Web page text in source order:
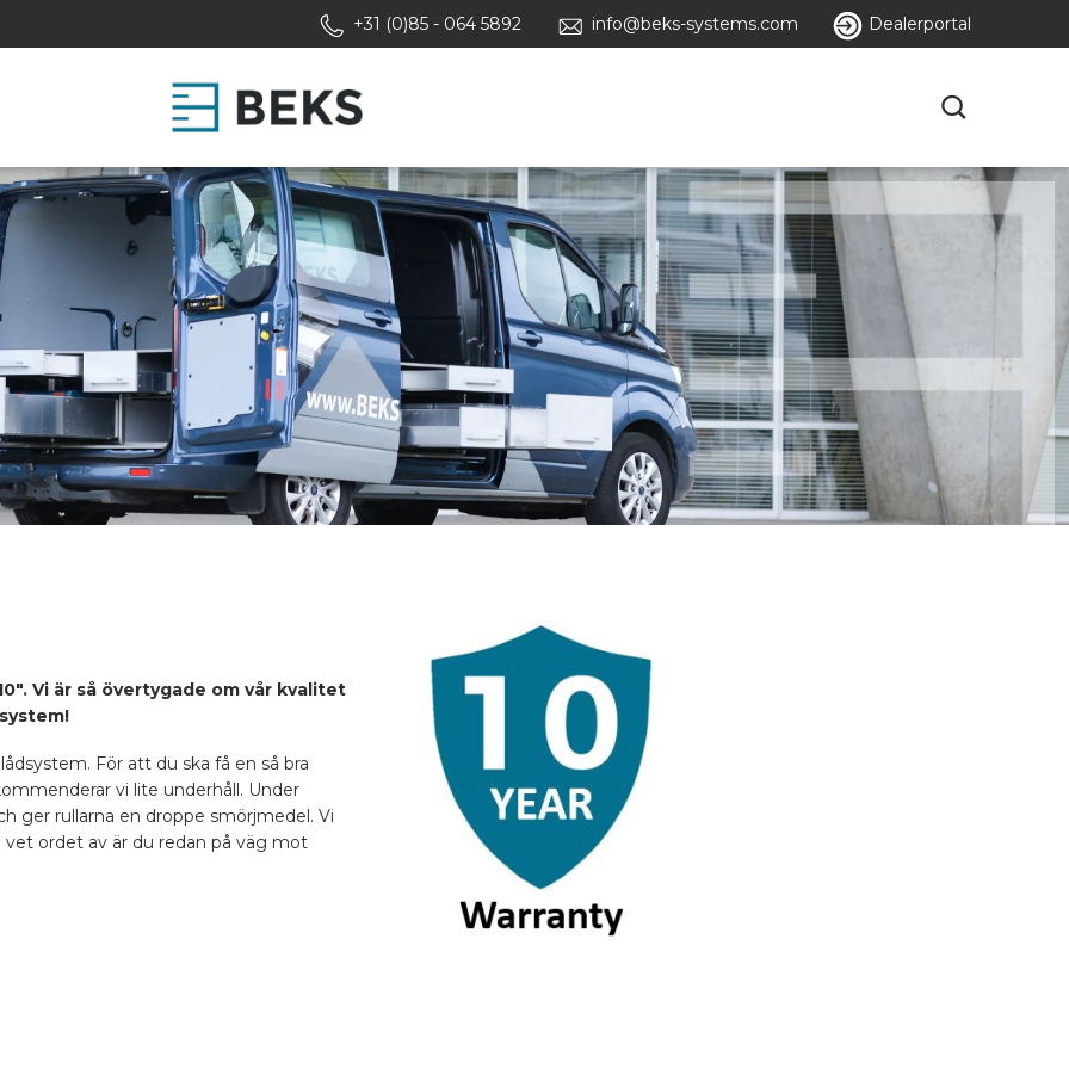
+31 (0)85 - 064 5892 info@beks-systems.com Dealerportal
Vi är så övertygade om vår kvalitet
För att du ska få en så bra
vi lite underhåll. Under
ger rullarna en droppe smörjmedel. Vi
vet ordet av är du redan på väg mot